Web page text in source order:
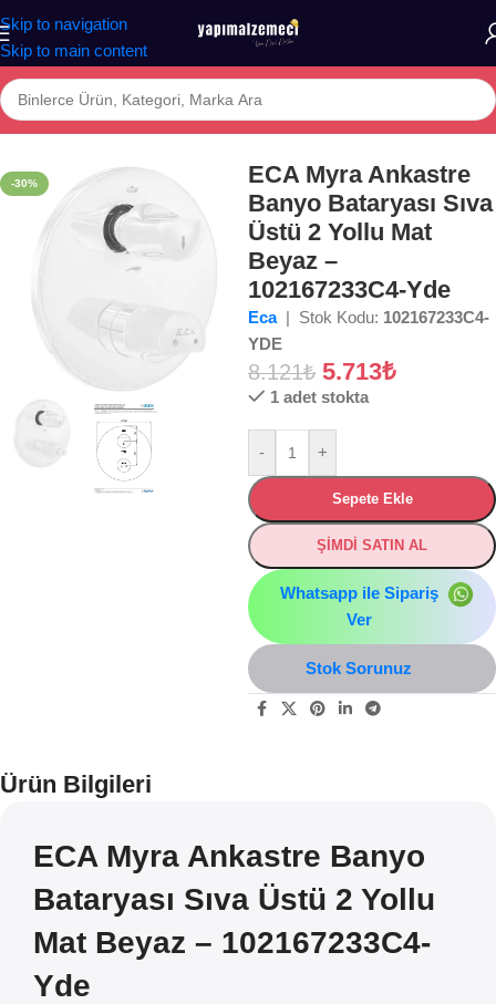
Skip to navigation
Skip to main content
/BANYO/ARMATÜR/Banyo Bataryası/Ankastre Banyo Bataryası
-30%
ECA Myra Ankastre
Banyo Bataryası Sıva
Üstü 2 Yollu Mat
Beyaz –
102167233C4-Yde
Eca | Stok Kodu: 102167233C4-
YDE
8.121₺ 5.713₺
1 adet stokta
- +
Sepete Ekle
ŞİMDİ SATIN AL
Whatsapp ile Sipariş
Ver
Stok Sorunuz
Ürün Bilgileri
ECA Myra Ankastre Banyo
Bataryası Sıva Üstü 2 Yollu
Mat Beyaz – 102167233C4-
Yde